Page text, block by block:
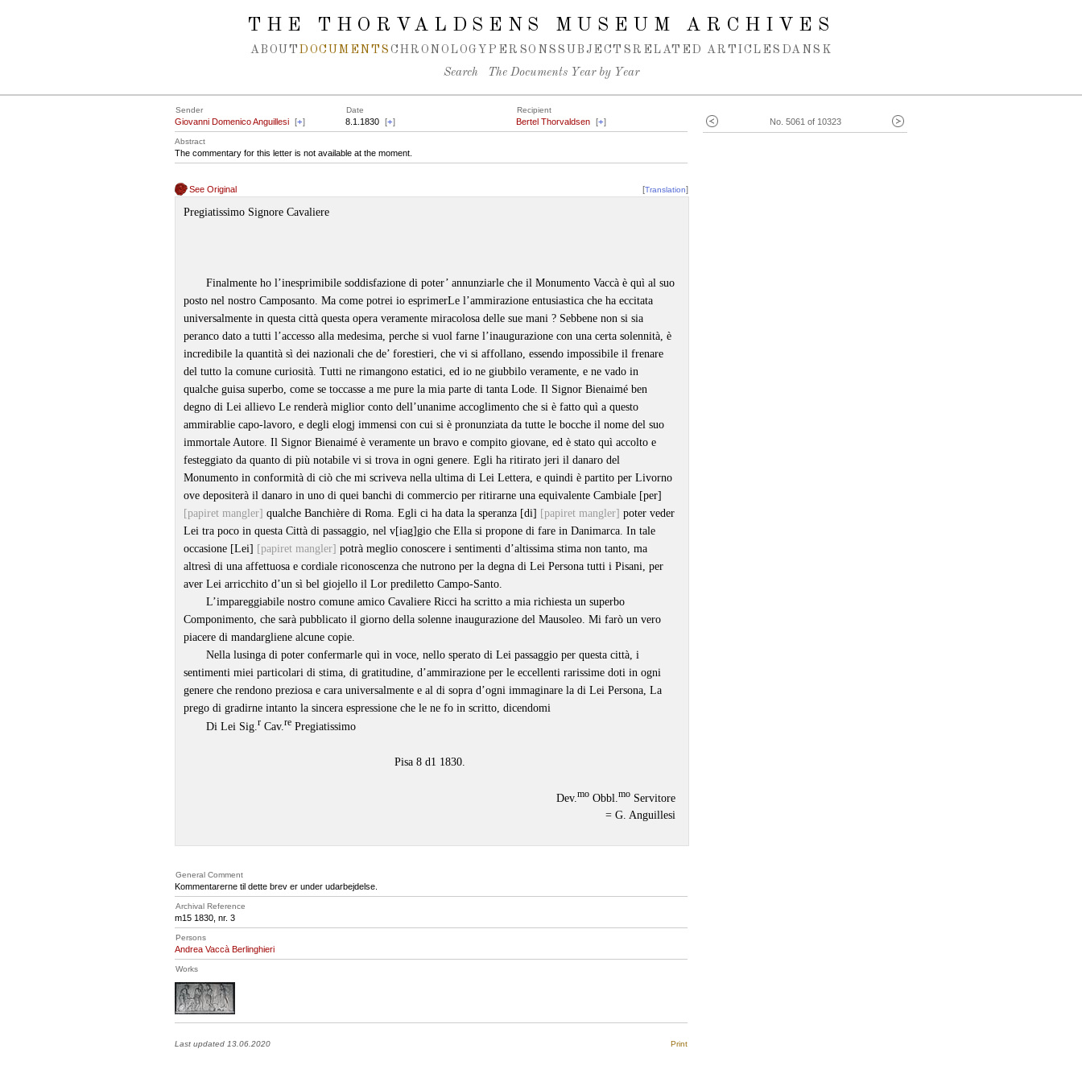
THE THORVALDSENS MUSEUM ARCHIVES
ABOUT DOCUMENTS CHRONOLOGY PERSONS SUBJECTS RELATED ARTICLES DANSK
Search The Documents Year by Year
No. 5061 of 10323
Sender Date Recipient
Giovanni Domenico Anguillesi [+] 8.1.1830 [+] Bertel Thorvaldsen [+]
Abstract
The commentary for this letter is not available at the moment.
See Original [Translation]
Pregiatissimo Signore Cavaliere
Finalmente ho l’inesprimibile soddisfazione di poter’ annunziarle che il Monumento Vaccà è quì al suo
posto nel nostro Camposanto. Ma come potrei io esprimerLe l’ammirazione entusiastica che ha eccitata
universalmente in questa città questa opera veramente miracolosa delle sue mani ? Sebbene non si sia
peranco dato a tutti l’accesso alla medesima, perche si vuol farne l’inaugurazione con una certa solennità, è
incredibile la quantità sì dei nazionali che de’ forestieri, che vi si affollano, essendo impossibile il frenare
del tutto la comune curiosità. Tutti ne rimangono estatici, ed io ne giubbilo veramente, e ne vado in
qualche guisa superbo, come se toccasse a me pure la mia parte di tanta Lode. Il Signor Bienaimé ben
degno di Lei allievo Le renderà miglior conto dell’unanime accoglimento che si è fatto quì a questo
ammirablie capo-lavoro, e degli elogj immensi con cui si è pronunziata da tutte le bocche il nome del suo
immortale Autore. Il Signor Bienaimé è veramente un bravo e compito giovane, ed è stato quì accolto e
festeggiato da quanto di più notabile vi si trova in ogni genere. Egli ha ritirato jeri il danaro del
Monumento in conformità di ciò che mi scriveva nella ultima di Lei Lettera, e quindi è partito per Livorno
ove depositerà il danaro in uno di quei banchi di commercio per ritirarne una equivalente Cambiale [per]
[papiret mangler] qualche Banchière di Roma. Egli ci ha data la speranza [di] [papiret mangler] poter veder
Lei tra poco in questa Città di passaggio, nel v[iag]gio che Ella si propone di fare in Danimarca. In tale
occasione [Lei] [papiret mangler] potrà meglio conoscere i sentimenti d’altissima stima non tanto, ma
altresì di una affettuosa e cordiale riconoscenza che nutrono per la degna di Lei Persona tutti i Pisani, per
aver Lei arricchito d’un sì bel giojello il Lor prediletto Campo-Santo.
L’impareggiabile nostro comune amico Cavaliere Ricci ha scritto a mia richiesta un superbo
Componimento, che sarà pubblicato il giorno della solenne inaugurazione del Mausoleo. Mi farò un vero
piacere di mandargliene alcune copie.
Nella lusinga di poter confermarle quì in voce, nello sperato di Lei passaggio per questa città, i
sentimenti miei particolari di stima, di gratitudine, d’ammirazione per le eccellenti rarissime doti in ogni
genere che rendono preziosa e cara universalmente e al di sopra d’ogni immaginare la di Lei Persona, La
prego di gradirne intanto la sincera espressione che le ne fo in scritto, dicendomi
Di Lei Sig. r Cav. re Pregiatissimo
Pisa 8 d1 1830.
Dev. mo Obbl. mo Servitore
= G. Anguillesi
General Comment
Kommentarerne til dette brev er under udarbejdelse.
Archival Reference
m15 1830, nr. 3
Persons
Andrea Vaccà Berlinghieri
Works
Last updated 13.06.2020 Print